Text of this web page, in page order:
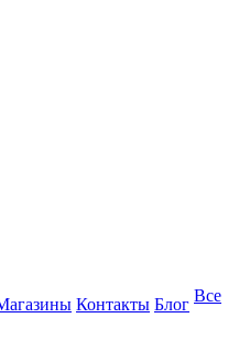
Контакты Блог Все